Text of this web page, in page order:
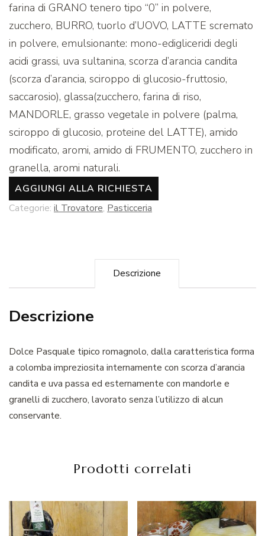
farina di GRANO tenero tipo “0” in polvere,
zucchero, BURRO, tuorlo d’UOVO, LATTE scremato
in polvere, emulsionante: mono-edigliceridi degli
acidi grassi, uva sultanina, scorza d’arancia candita
(scorza d’arancia, sciroppo di glucosio-fruttosio,
saccarosio), glassa(zucchero, farina di riso,
MANDORLE, grasso vegetale in polvere (palma,
sciroppo di glucosio, proteine del LATTE), amido
modificato, aromi, amido di FRUMENTO, zucchero in
granella, aromi naturali.
AGGIUNGI ALLA RICHIESTA
Categorie: il Trovatore, Pasticceria
Descrizione
Descrizione
Dolce Pasquale tipico romagnolo, dalla caratteristica forma
a colomba impreziosita internamente con scorza d’arancia
candita e uva passa ed esternamente con mandorle e
granelli di zucchero, lavorato senza l’utilizzo di alcun
conservante.
Prodotti correlati